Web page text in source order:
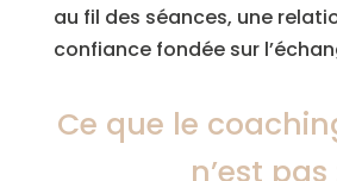
au fil des séances, une
confiance fondée sur
Ce que le
n’est pas